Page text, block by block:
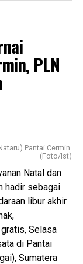
gizi yang tidak
pada
khususnya
ujar Awang.
diharapkan
memberikan
hidup
PLN
Pantai Cermin.
(Foto/Ist)
Natal dan
hadir sebagai
libur akhir
Selasa
di Pantai
Sumatera